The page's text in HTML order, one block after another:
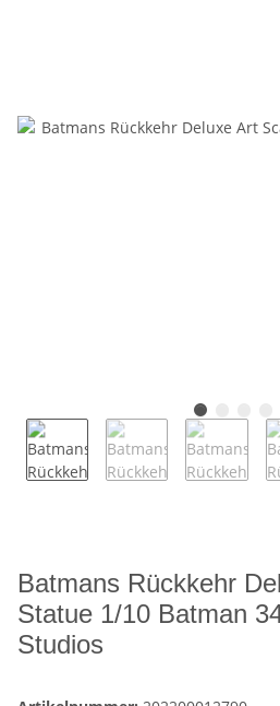
Batmans Rückkehr
Statue 1/10 Batman
Studios